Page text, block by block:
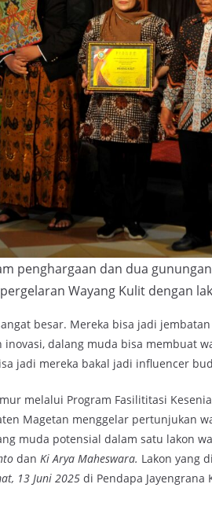
penghargaan dan dua
Wayang Kulit dengan
besar. Mereka bisa jadi
inovasi, dalang muda bisa membuat
jadi mereka bakal jadi influencer
melalui Program Fasilititasi
Magetan menggelar pertunjukan
muda potensial dalam satu lakon
dan Ki Arya Maheswara. Lakon yang
13 Juni 2025 di Pendapa Jayengrana